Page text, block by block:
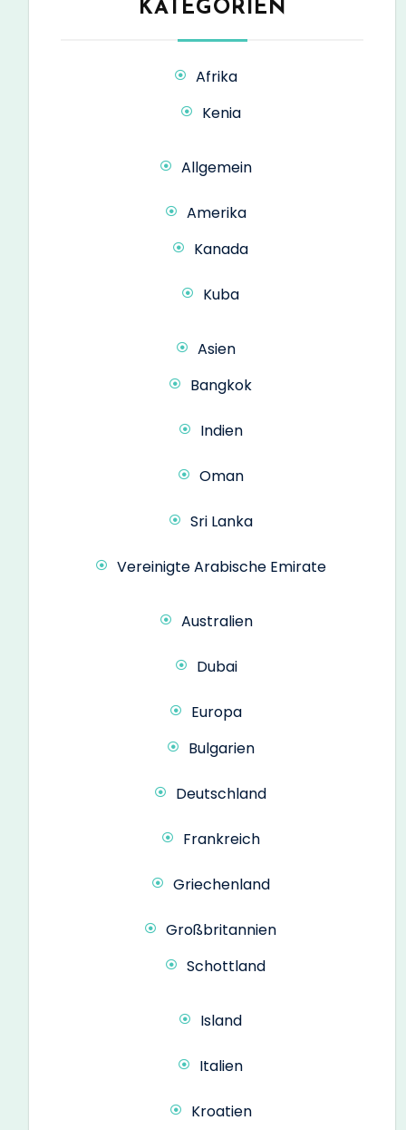
KATEGORIEN
Afrika
Kenia
Allgemein
Amerika
Kanada
Kuba
Asien
Bangkok
Indien
Oman
Sri Lanka
Vereinigte Arabische Emirate
Australien
Dubai
Europa
Bulgarien
Deutschland
Frankreich
Griechenland
Großbritannien
Schottland
Island
Italien
Kroatien